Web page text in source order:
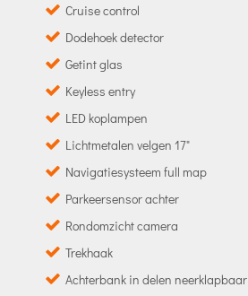
Cruise control
Dodehoek detector
Getint glas
Keyless entry
LED koplampen
Lichtmetalen velgen 17"
Navigatiesysteem full map
Parkeersensor achter
Rondomzicht camera
Trekhaak
Achterbank in delen neerklapbaar